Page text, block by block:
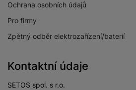
Ochrana osobních údajů
Pro firmy
Zpětný odběr elektrozařízení/baterií
Kontaktní údaje
SETOS spol. s r.o.